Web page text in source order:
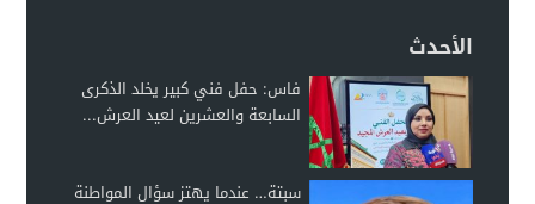
الأحدث
فاس: حفل فني كبير يخلد الذكرى
السابعة والعشرين لعيد العرش...
سبتة… عندما يهتز سؤال المواطنة